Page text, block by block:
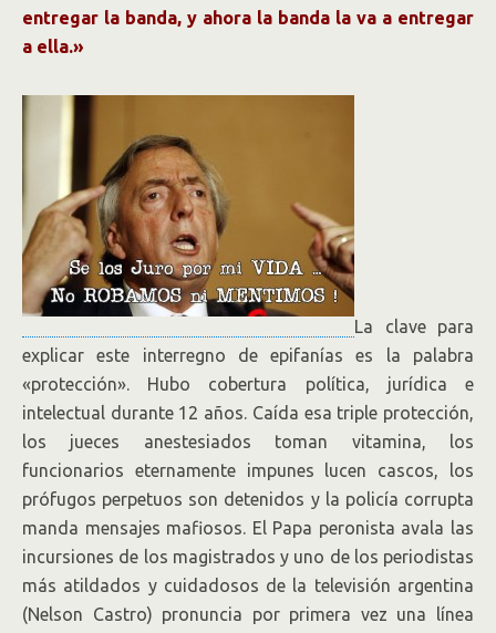
entregar la banda, y ahora la banda la va a entregar
a ella.»
La clave para
explicar este interregno de epifanías es la palabra
«protección». Hubo cobertura política, jurídica e
intelectual durante 12 años. Caída esa triple protección,
los jueces anestesiados toman vitamina, los
funcionarios eternamente impunes lucen cascos, los
prófugos perpetuos son detenidos y la policía corrupta
manda mensajes mafiosos. El Papa peronista avala las
incursiones de los magistrados y uno de los periodistas
más atildados y cuidadosos de la televisión argentina
(Nelson Castro) pronuncia por primera vez una línea